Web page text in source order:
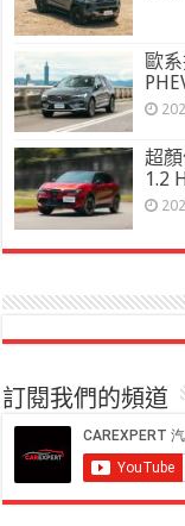
歐
超
1.2
訂閱我們的頻道